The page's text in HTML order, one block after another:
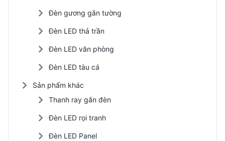
Đèn gương gắn tường
Đèn LED thả trần
Đèn LED văn phòng
Đèn LED tàu cá
Sản phẩm khác
Thanh ray gắn đèn
Đèn LED rọi tranh
Đèn LED Panel